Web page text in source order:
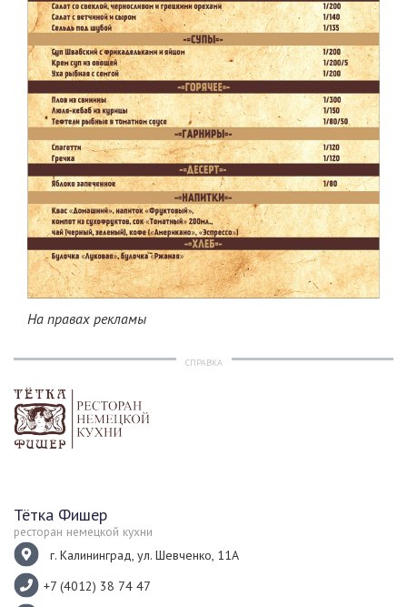
На правах рекламы
СПРАВКА
Тётка Фишер
ресторан немецкой кухни
г. Калининград, ул. Шевченко, 11А
+7 (4012) 38 74 47